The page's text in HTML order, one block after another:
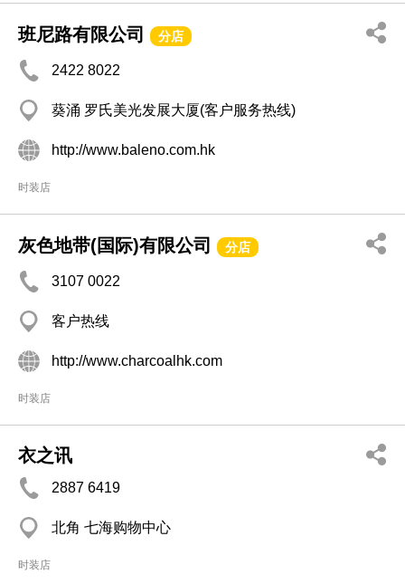
班尼路有限公司 分店
2422 8022
葵涌 罗氏美光发展大厦(客户服务热线)
http://www.baleno.com.hk
时装店
灰色地带(国际)有限公司 分店
3107 0022
客户热线
http://www.charcoalhk.com
时装店
衣之讯
2887 6419
北角 七海购物中心
时装店